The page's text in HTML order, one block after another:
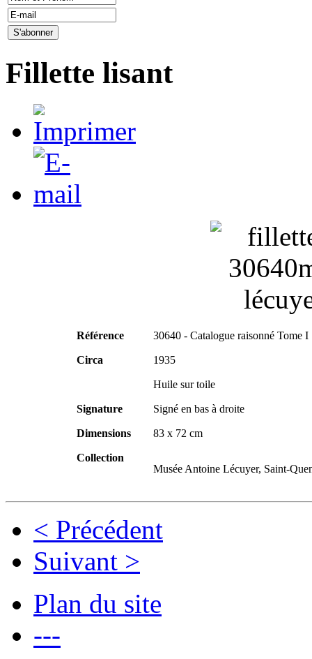
Fillette lisant
Référence 30640 - Catalogue raisonné Tome I
Circa 1935
Huile sur toile
Signature Signé en bas à droite
Dimensions 83 x 72 cm
Collection
Musée Antoine Lécuyer, Saint-
< Précédent
Suivant >
Plan du site
---